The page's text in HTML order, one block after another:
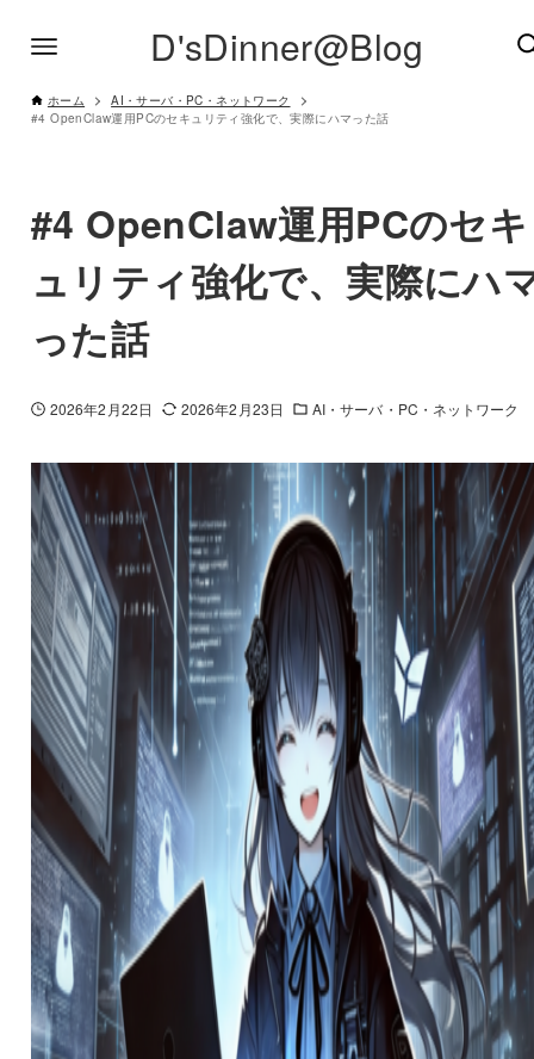
D'sDinner@Blog
ホーム
AI・サーバ・PC・ネットワーク
#4 OpenClaw運用PCのセキュリティ強化で、実際にハマった話
#4 OpenClaw運用PCのセキ
ュリティ強化で、実際にハ
った話
2026年2月22日 2026年2月23日 AI・サーバ・PC・ネットワーク